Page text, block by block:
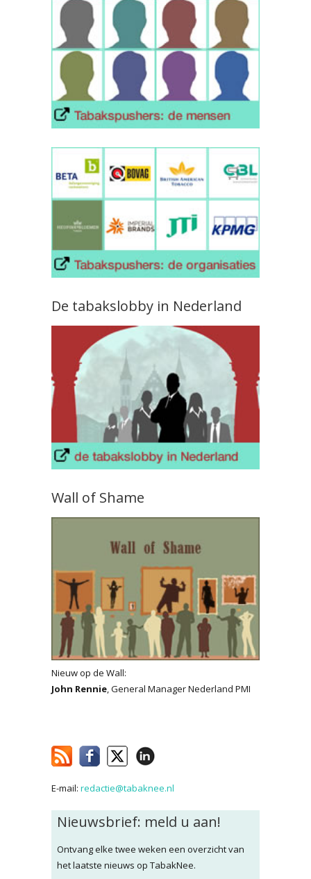
De tabakslobby in Nederland
Wall of Shame
Nieuw op de Wall:
John Rennie, General Manager Nederland PMI
E-mail: redactie@tabaknee.nl
Nieuwsbrief: meld u aan!
Ontvang elke twee weken een overzicht van
het laatste nieuws op TabakNee.